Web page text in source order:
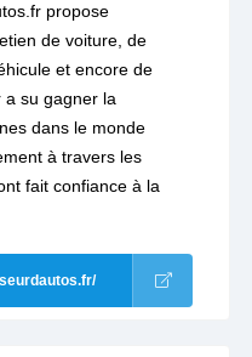
propose
de voiture, de
et encore de
su gagner la
dans le monde
à travers les
fait confiance à la